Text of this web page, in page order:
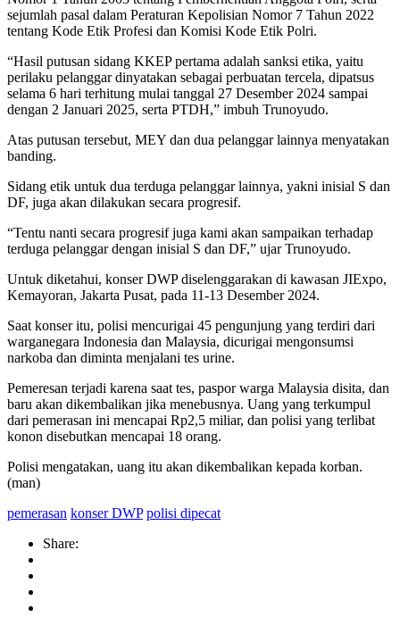
sejumlah pasal dalam Peraturan Kepolisian Nomor 7 Tahun 2022
tentang Kode Etik Profesi dan Komisi Kode Etik Polri.
“Hasil putusan sidang KKEP pertama adalah sanksi etika, yaitu
perilaku pelanggar dinyatakan sebagai perbuatan tercela, dipatsus
selama 6 hari terhitung mulai tanggal 27 Desember 2024 sampai
dengan 2 Januari 2025, serta PTDH,” imbuh Trunoyudo.
Atas putusan tersebut, MEY dan dua pelanggar lainnya menyatakan
banding.
Sidang etik untuk dua terduga pelanggar lainnya, yakni inisial S dan
DF, juga akan dilakukan secara progresif.
“Tentu nanti secara progresif juga kami akan sampaikan terhadap
terduga pelanggar dengan inisial S dan DF,” ujar Trunoyudo.
Untuk diketahui, konser DWP diselenggarakan di kawasan JIExpo,
Kemayoran, Jakarta Pusat, pada 11-13 Desember 2024.
Saat konser itu, polisi mencurigai 45 pengunjung yang terdiri dari
warganegara Indonesia dan Malaysia, dicurigai mengonsumsi
narkoba dan diminta menjalani tes urine.
Pemeresan terjadi karena saat tes, paspor warga Malaysia disita, dan
baru akan dikembalikan jika menebusnya. Uang yang terkumpul
dari pemerasan ini mencapai Rp2,5 miliar, dan polisi yang terlibat
konon disebutkan mencapai 18 orang.
Polisi mengatakan, uang itu akan dikembalikan kepada korban.
(man)
pemerasan konser DWP polisi dipecat
Share: